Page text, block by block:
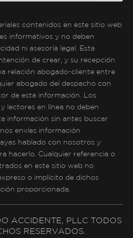
contenidos en este sitio web
informativos y no deben
ni asesoría legal. Esta
de crear, y su recepción
relación abogado-cliente entre
abogado del despacho con
de esta información. Los
lectores en línea no deben
información sin antes buscar
envíes información
hablado con nosotros y
hacerlo. Cualquier referencia o
en este sitio web no
o implícito de dichos
proporcionada.
ACCIDENTE, PLLC TODOS
RESERVADOS.